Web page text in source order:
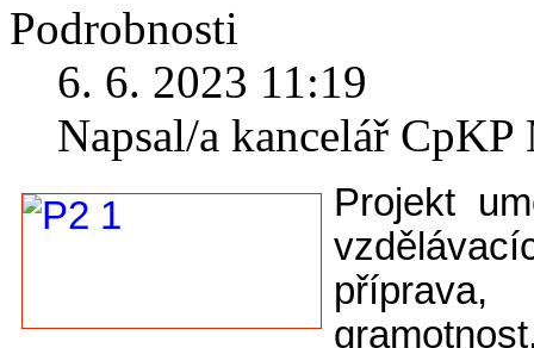
Podrobnosti
6. 6. 2023 11:19
Napsal/a kancelář
Projekt